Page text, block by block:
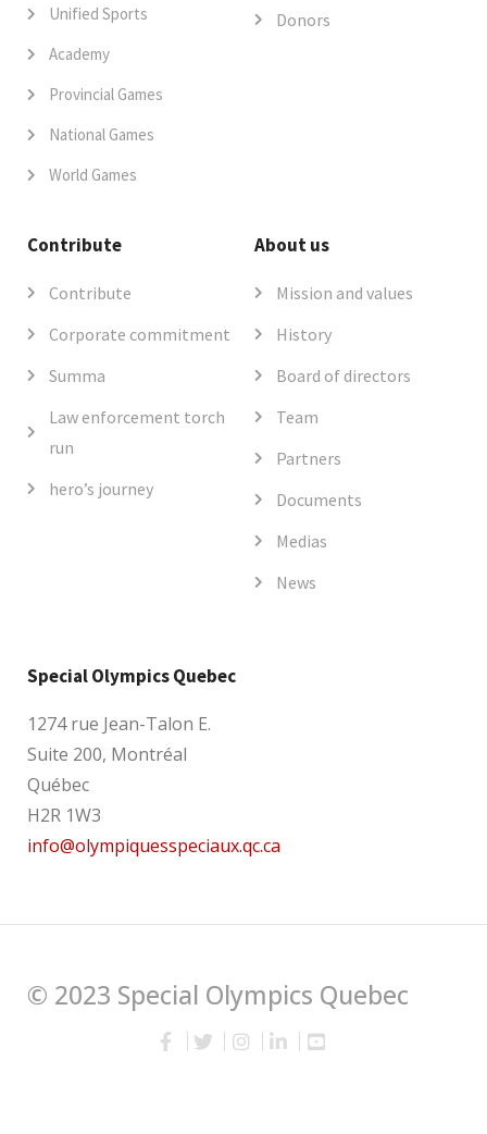
Unified Sports
Academy
Provincial Games
National Games
World Games
Donors
Contribute
Contribute
Corporate commitment
Summa
Law enforcement torch
run
hero’s journey
About us
Mission and values
History
Board of directors
Team
Partners
Documents
Medias
News
Special Olympics Quebec
1274 rue Jean-Talon E.
Suite 200, Montréal
Québec
H2R 1W3
info@olympiquesspeciaux.qc.ca
© 2023 Special Olympics Quebec